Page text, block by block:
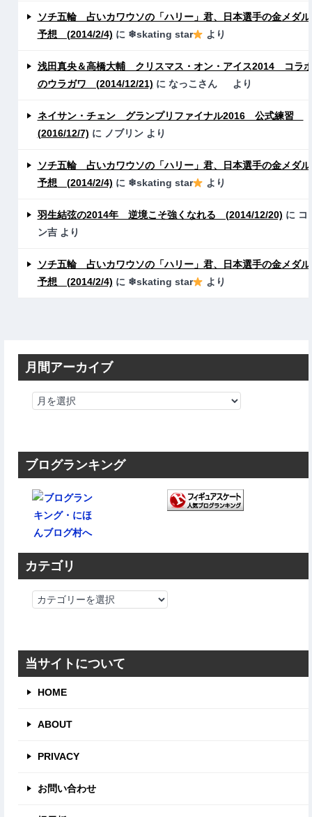
ソチ五輪 占いカワウソの「ハリー」君、日本選手の金メダル
予想 (2014/2/4) に ❄skating star より
浅田真央＆高橋大輔 クリスマス・オン・アイス2014 コラ
のウラガワ (2014/12/21) に なっこさん より
ネイサン・チェン グランプリファイナル2016 公式練習
(2016/12/7) に ノブリンより
ソチ五輪 占いカワウソの「ハリー」君、日本選手の金メダル
予想 (2014/2/4) に ❄skating star より
羽生結弦の2014年 逆境こそ強くなれる (2014/12/20) に コ
ン吉より
ソチ五輪 占いカワウソの「ハリー」君、日本選手の金メダル
予想 (2014/2/4) に ❄skating star より
月間アーカイブ
ブログランキング
カテゴリ
カ
リ
当サイトについて
HOME
ABOUT
PRIVACY
お問い合わせ